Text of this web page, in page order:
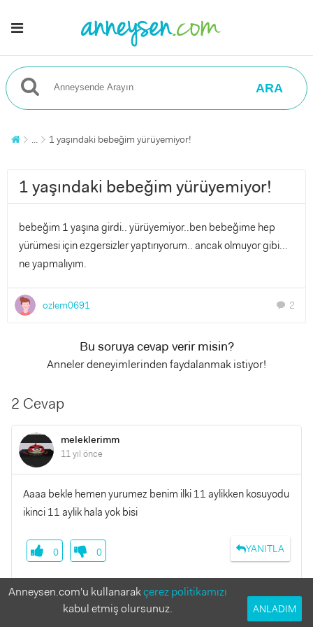
ARA
... 1 yaşındaki bebeğim yürüyemiyor!
1 yaşındaki bebeğim yürüyemiyor!
bebeğim 1 yaşına girdi.. yürüyemiyor..ben bebeğime hep
yürümesi için ezgersizler yaptırıyorum.. ancak olmuyor gibi...
ne yapmalıyım.
ozlem0691 chat 2
Bu soruya cevap verir misin?
Anneler deneyimlerinden faydalanmak istiyor!
2 Cevap
meleklerimm
11 yıl önce
Aaaa bekle hemen yurumez benim ilki 11 aylikken kosuyodu
ikinci 11 aylik hala yok bisi
YANITLA
0 0
nerc
Anneysen.com'u kullanarakçerez politikamızı
kabul etmiş olursunuz.
ANLADIM